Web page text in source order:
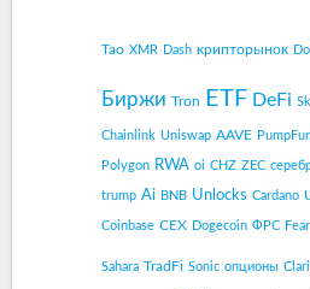
Tao XMR Dash крипторынок
Биржи Tron ETF DeFi
Chainlink Uniswap AAVE
Polygon RWA oi CHZ ZEC
trump Ai BNB Unlocks Cardano
Coinbase CEX Dogecoin ФРС Fear
Sahara TradFi Sonic опционы